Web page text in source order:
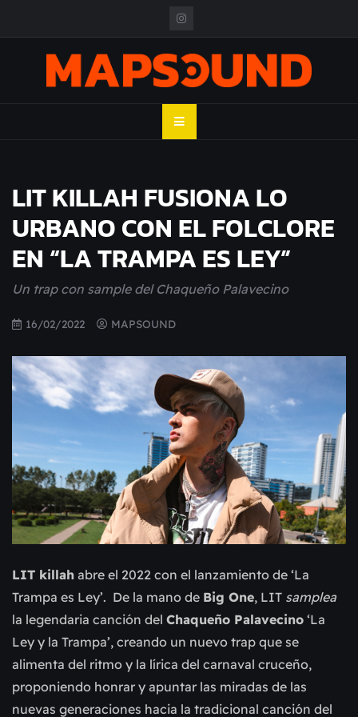
MAPSOUND
LIT KILLAH FUSIONA LO
URBANO CON EL FOLCLORE
EN “LA TRAMPA ES LEY”
Un trap con sample del Chaqueño Palavecino
16/02/2022 MAPSOUND
LIT killah abre el 2022 con el lanzamiento de ‘La
Trampa es Ley’. De la mano de Big One, LIT samplea
la legendaria canción del Chaqueño Palavecino ‘La
Ley y la Trampa’, creando un nuevo trap que se
alimenta del ritmo y la lírica del carnaval cruceño,
proponiendo honrar y apuntar las miradas de las
nuevas generaciones hacia la tradicional canción del